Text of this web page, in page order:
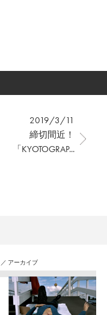
2019/3/11
締切間近！
「KYOTOGRAP...
／ アーカイブ